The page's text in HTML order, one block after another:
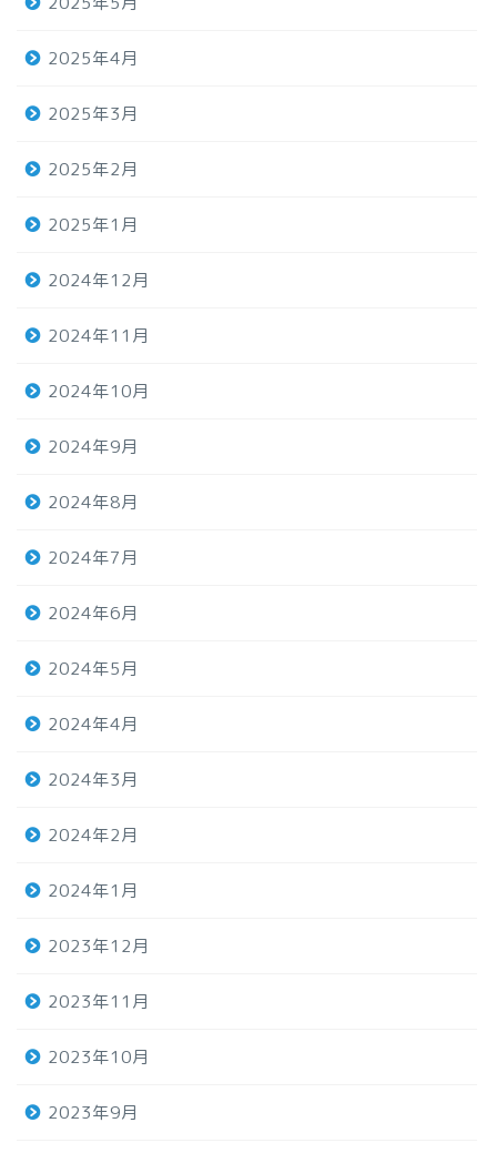
2025年4月
2025年3月
2025年2月
2025年1月
2024年12月
2024年11月
2024年10月
2024年9月
2024年8月
2024年7月
2024年6月
2024年5月
2024年4月
2024年3月
2024年2月
2024年1月
2023年12月
2023年11月
2023年10月
2023年9月